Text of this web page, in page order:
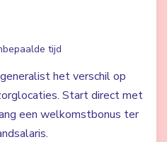
tijd
het verschil op
Start direct met
een welkomstbonus ter